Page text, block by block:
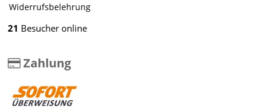
Widerrufsbelehrung
21 Besucher online
Zahlung